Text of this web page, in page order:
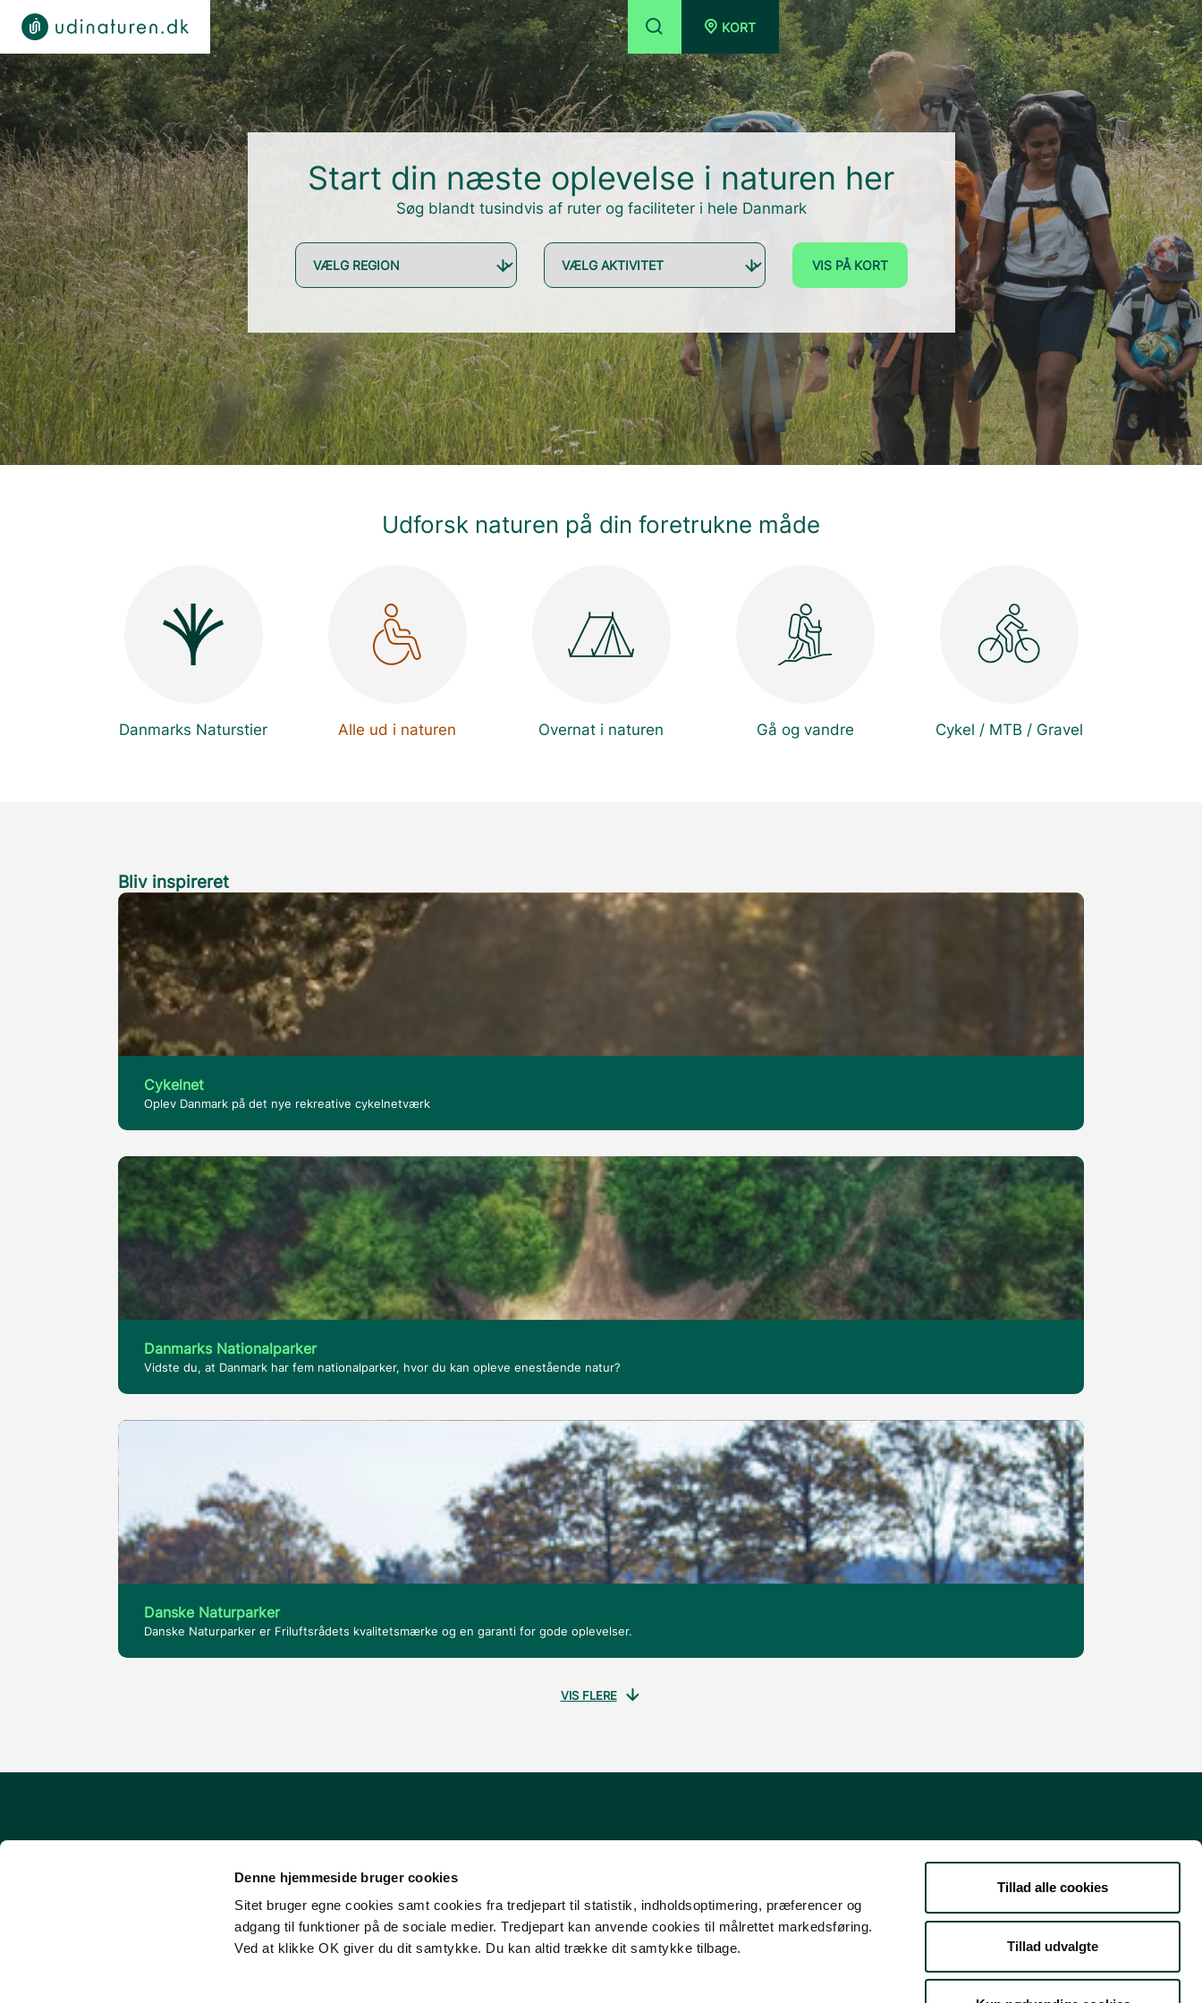
Denne hjemmeside bruger cookies
Sitet bruger egne cookies samt cookies fra tredjepart til statistik, indholdsoptimering, præferencer og
adgang til funktioner på de sociale medier. Tredjepart kan anvende cookies til målrettet markedsføring.
Ved at klikke OK giver du dit samtykke. Du kan altid trække dit samtykke tilbage.
Tillad alle cookies
Tillad udvalgte
KORT
Start din næste oplevelse i naturen her
Søg blandt tusindvis af ruter og faciliteter i hele Danmark
VIS PÅ KORT
Udforsk naturen på din foretrukne måde
Danmarks Naturstier Alle ud i naturen Overnat i naturen Gå og vandre Cykel / MTB / Gravel
Bliv inspireret
Cykelnet
Oplev Danmark på det nye rekreative cykelnetværk
Danmarks Nationalparker
Vidste du, at Danmark har fem nationalparker, hvor du kan opleve enestående natur?
Danske Naturparker
Danske Naturparker er Friluftsrådets kvalitetsmærke og en garanti for gode oplevelser.
VIS FLERE
FAQ - Ofte stillede spørgsmål
Tilgængelighedserklæring
Støttet af Nordea-fonden